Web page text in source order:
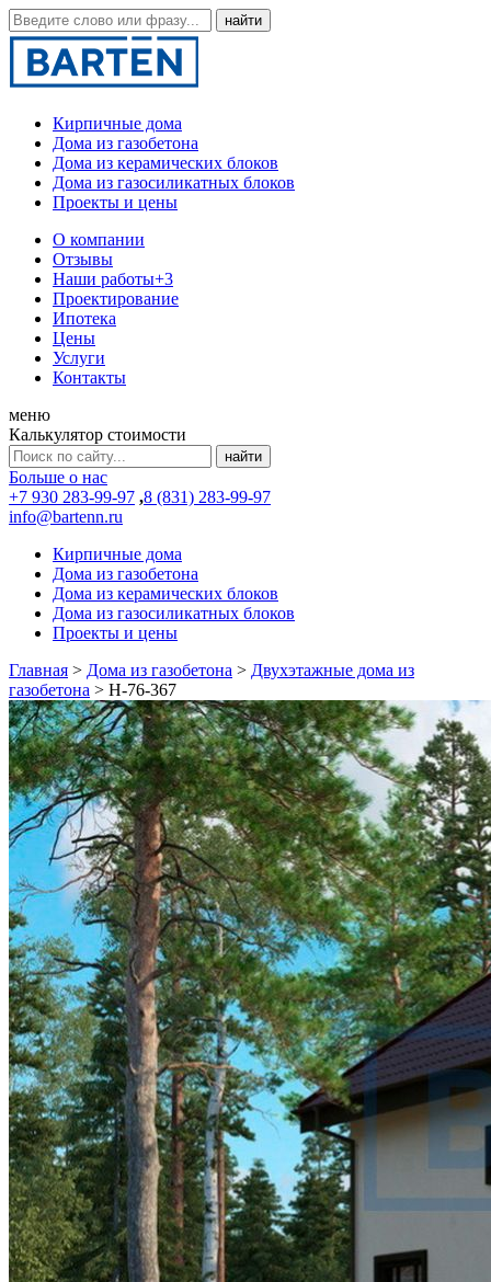
Кирпичные дома
Дома из газобетона
Дома из керамических блоков
Дома из газосиликатных блоков
Проекты и цены
О компании
Отзывы
Наши работы+3
Проектирование
Ипотека
Цены
Услуги
Контакты
меню
Калькулятор стоимости
Больше о нас
+7 930 283-99-97 ,8 (831) 283-99-97
info@bartenn.ru
Кирпичные дома
Дома из газобетона
Дома из керамических блоков
Дома из газосиликатных блоков
Проекты и цены
Главная > Дома из газобетона > Двухэтажные дома из
газобетона > Н-76-367